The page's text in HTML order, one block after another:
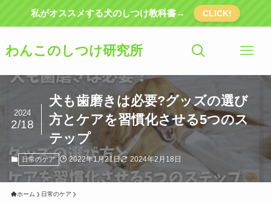
私がオススメする犬のしつけ教科書→ CLICK!
わんこのしつけ研究所
犬も歯磨きは必要?グッズの選び
方とケアを習慣化させる5つのス
テップ
2024
2/18
日常のケア 2022年1月21日 2024年2月18日
ホーム 日常のケア